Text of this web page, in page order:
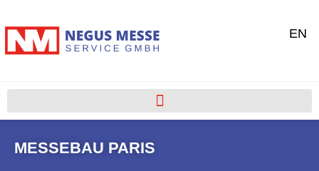
EN
MESSEBAU PARIS